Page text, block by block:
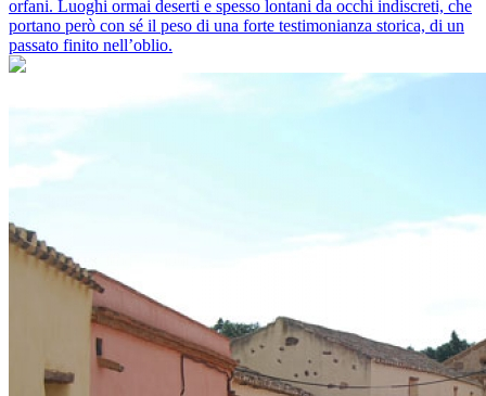
orfani. Luoghi ormai deserti e spesso lontani da occhi indiscreti, che
portano però con sé il peso di una forte testimonianza storica, di un
passato finito nell’oblio.